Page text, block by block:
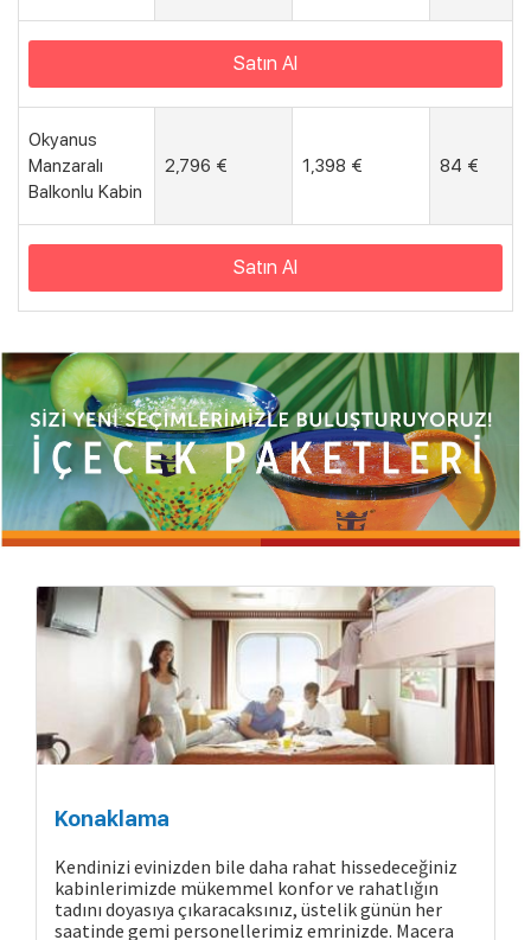
Satın Al
Okyanus
Manzaralı
Balkonlu Kabin
2,796 € 1,398 € 84 €
Satın Al
Konaklama
Kendinizi evinizden bile daha rahat hissedeceğiniz
kabinlerimizde mükemmel konfor ve rahatlığın
tadını doyasıya çıkaracaksınız, üstelik günün her
saatinde gemi personellerimiz emrinizde. Macera